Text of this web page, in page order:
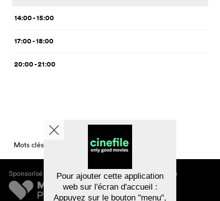
14:00 - 15:00
17:00 - 18:00
20:00 - 21:00
Mots clés CinemaTimesPerDay
Sponsorisé par
À propos de cinefile
S'inscrire/s'abonner
Newsletter
Pour ajouter cette application
web sur l'écran d'accueil :
Appuyez sur le bouton "menu",